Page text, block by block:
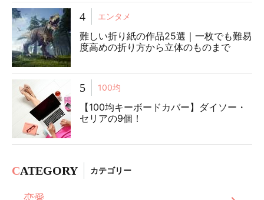
4 エンタメ
難しい折り紙の作品25選｜一枚でも難易
度高めの折り方から立体のものまで
5 100均
【100均キーボードカバー】ダイソー・
セリアの9個！
CATEGORY カテゴリー